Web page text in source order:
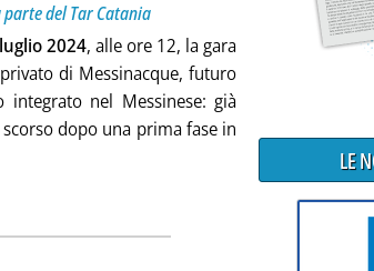
del Tar Catania
2024, alle ore 12, la gara
di Messinacque, futuro
integrato nel Messinese: già
dopo una prima fase in
'Messinacque, gara in corso fino al 10 luglio'
LE